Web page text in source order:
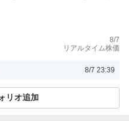
8/7
リアルタイム株価
8/7 23:39
リオ追加